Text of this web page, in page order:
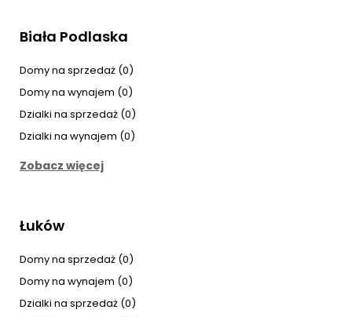
Biała Podlaska
Domy na sprzedaż (0)
Domy na wynajem (0)
Dzialki na sprzedaż (0)
Dzialki na wynajem (0)
Zobacz więcej
Łuków
Domy na sprzedaż (0)
Domy na wynajem (0)
Dzialki na sprzedaż (0)